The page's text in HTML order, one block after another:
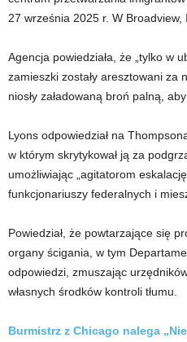
27 września 2025 r. W Broadview,
Agencja powiedziała, że ​​„tylko w
zamieszki zostały aresztowani za
niosły załadowaną broń palną,
Lyons odpowiedział na
w którym skrytykował ją za
umożliwiając „agitatorom
funkcjonariuszy federalnych i
Powiedział, że powtarzające się
organy ścigania, w tym
odpowiedzi, zmuszając
własnych środków kontroli tłumu.
Burmistrz z Chicago nalega